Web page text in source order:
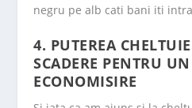
negru pe alb cati bani iti
4. PUTEREA
SCADERE PENTRU
ECONOMISIRE